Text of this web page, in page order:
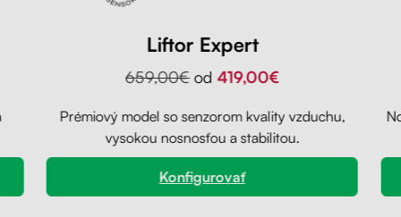
Liftor Expert
659,00€ od419,00€
Prémiový model so senzorom kvality vzduchu,
vysokou nosnosťou a stabilitou.
Konfigurovať